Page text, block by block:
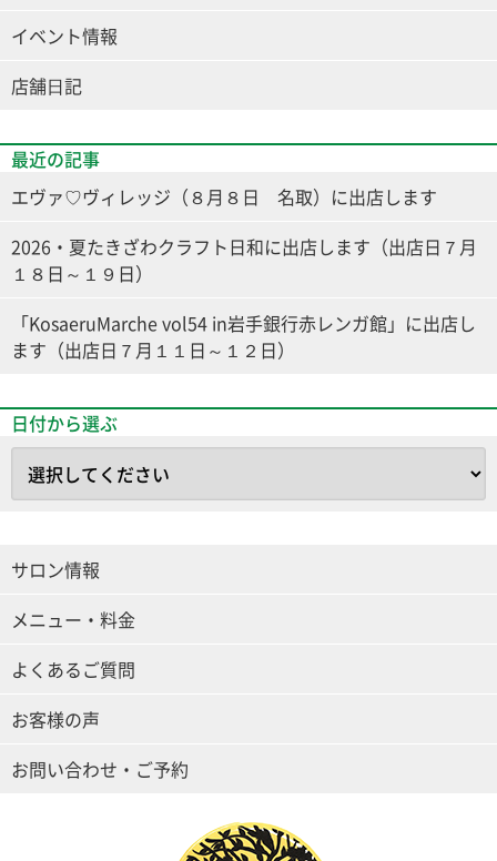
イベント情報
店舗⽇記
最近の記事
エヴァ♡ヴィレッジ（８月８日 名取）に出店します
2026・夏たきざわクラフト日和に出店します（出店日７月
１８日～１９日）
「KosaeruMarche vol54 in岩手銀行赤レンガ館」に出店し
ます（出店日７月１１日～１２日）
日付から選ぶ
サロン情報
メニュー・料金
よくあるご質問
お客様の声
お問い合わせ・ご予約